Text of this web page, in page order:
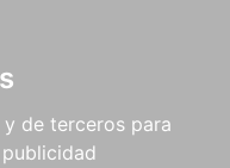
de terceros para